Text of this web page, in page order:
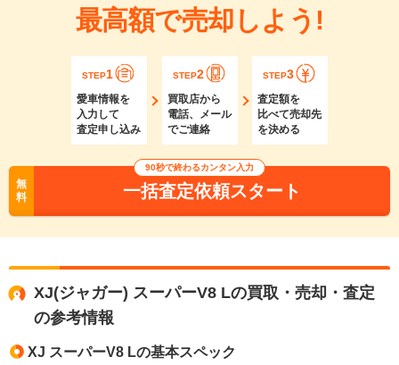
最高額で売却しよう!
STEP1
愛車情報を
入力して
査定申し込み
STEP2
買取店から
電話、メール
でご連絡
STEP3
査定額を
比べて売却先
を決める
無
料
90秒で終わるカンタン入力
一括査定依頼スタート
XJ(ジャガー) スーパーV8 Lの買取・売却・査定
の参考情報
XJ スーパーV8 Lの基本スペック